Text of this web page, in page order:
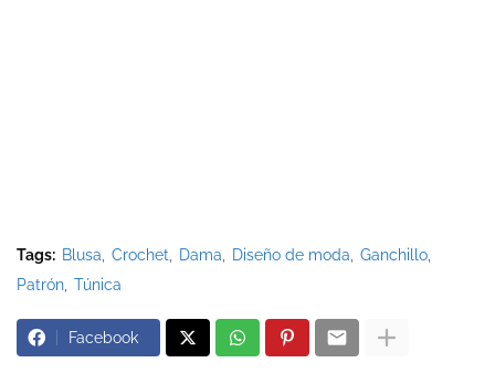
Tags: Blusa Crochet Dama Diseño de moda
Ganchillo
Patrón Túnica
Facebook